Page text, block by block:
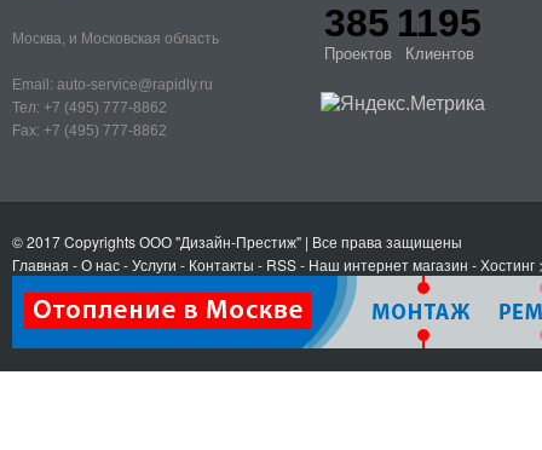
Москва, и Московская область
Email: auto-service@rapidly.ru
Тел: +7 (495) 777-8862
Fax: +7 (495) 777-8862
385
Проектов
1195
Клиентов
© 2017 CopyrightsООО "Дизайн-Престиж" | Все права защищены
Главная -О нас-Услуги - Контакты - RSS- Наш интернет магазин -Хостинг